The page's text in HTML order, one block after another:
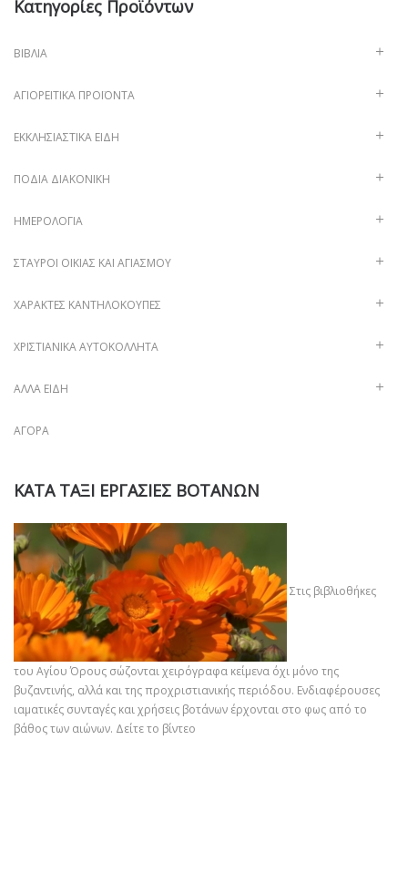
Κατηγορίες Προϊόντων
ΒΙΒΛΊΑ
ΑΓΙΟΡΕΊΤΙΚΑ ΠΡΟΪΌΝΤΑ
ΕΚΚΛΗΣΙΑΣΤΙΚΆ ΕΊΔΗ
ΠΟΔΙΆ ΔΙΑΚΟΝΙΚΉ
ΗΜΕΡΟΛΌΓΙΑ
ΣΤΑΥΡΟΊ ΟΙΚΊΑΣ ΚΑΙ ΑΓΙΑΣΜΟΎ
ΧΑΡΑΚΤΈΣ ΚΑΝΤΗΛΌΚΟΥΠΕΣ
ΧΡΙΣΤΙΑΝΙΚΆ ΑΥΤΟΚΌΛΛΗΤΑ
ΑΛΛΑ ΕΙΔΗ
ΑΓΟΡΆ
ΚΑΤΑ ΤΑΞΙ ΕΡΓΑΣΙΕΣ ΒΟΤΑΝΩΝ
Στις βιβλιοθήκες
του Αγίου Όρους σώζονται χειρόγραφα κείμενα όχι μόνο της
βυζαντινής, αλλά και της προχριστιανικής περιόδου. Ενδιαφέρουσες
ιαματικές συνταγές και χρήσεις βοτάνων έρχονται στο φως από το
βάθος των αιώνων. Δείτε το βίντεο